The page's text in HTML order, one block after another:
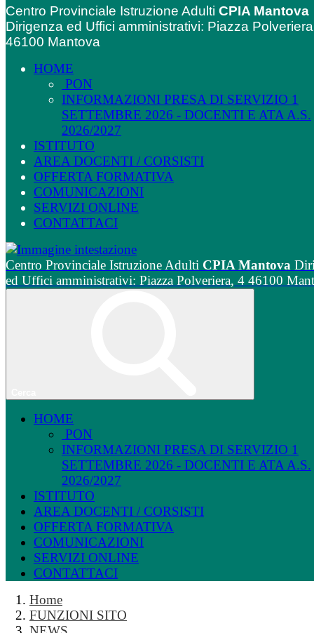
Centro Provinciale Istruzione Adulti CPIA Mantova
Dirigenza ed Uffici amministrativi: Piazza
46100 Mantova
HOME
PON
INFORMAZIONI PRESA DI SERVIZIO 1
SETTEMBRE 2026 - DOCENTI E ATA A.S.
2026/2027
ISTITUTO
AREA DOCENTI / CORSISTI
OFFERTA FORMATIVA
COMUNICAZIONI
SERVIZI ONLINE
CONTATTACI
Centro Provinciale Istruzione Adulti CPIA Mantova
ed Uffici amministrativi: Piazza Polveriera, 4 46100
HOME
PON
INFORMAZIONI PRESA DI SERVIZIO 1
SETTEMBRE 2026 - DOCENTI E ATA A.S.
2026/2027
ISTITUTO
AREA DOCENTI / CORSISTI
OFFERTA FORMATIVA
COMUNICAZIONI
SERVIZI ONLINE
CONTATTACI
Home
FUNZIONI SITO